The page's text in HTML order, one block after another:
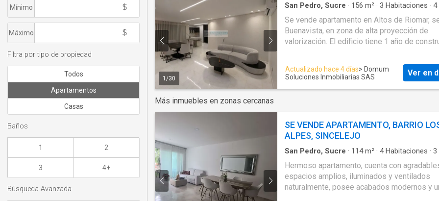
este lugar tu hogar! Contáctanos ahora para
información y agendar una visita.
1 /30
San Pedro, Sucre · 156 m² · 3 Habitaciones · 4
Acceso para personas con discapacidad·
Gimnasio·Ascensor·Gas natural·Vista
Seguridad privada·Cuarto de servicio·Piscina·
Se vende apartamento en Altos de Riomar,
Buenavista, en zona de alta proyección de
valorización. El edificio tiene 1 año de
Mármol.Planta Suplencia totalSe entrega
cortinas eléctricas,
servicioBalcón amplio con hermosa vista al
GarajesDeposito El conjunto cuenta conAmplio
lobbyPiscinaCinemaGimnasio Parque
de juegos Salón social Sauna Turco Zona para
niños
Actualizado hace 4 días> Domum
Soluciones Inmobiliarias SAS
Ver en
Más inmuebles en zonas cercanas
SE VENDE APARTAMENTO, BARRIO
ALPES, SINCELEJO
San Pedro, Sucre · 114m² · 4Habitaciones · 3
Gas natural·Vista panorámica· Agua·Área
Vigilante· Jardín·Caseta de vigilancia
Hermoso apartamento, cuenta con
espacios amplios, iluminados y ventilados
naturalmente, posee acabados modernos y
Mínimo
Máximo
Filtra por tipo de propiedad
Todos
Apartamentos
Casas
Baños
1 2
3 4+
Búsqueda Avanzada